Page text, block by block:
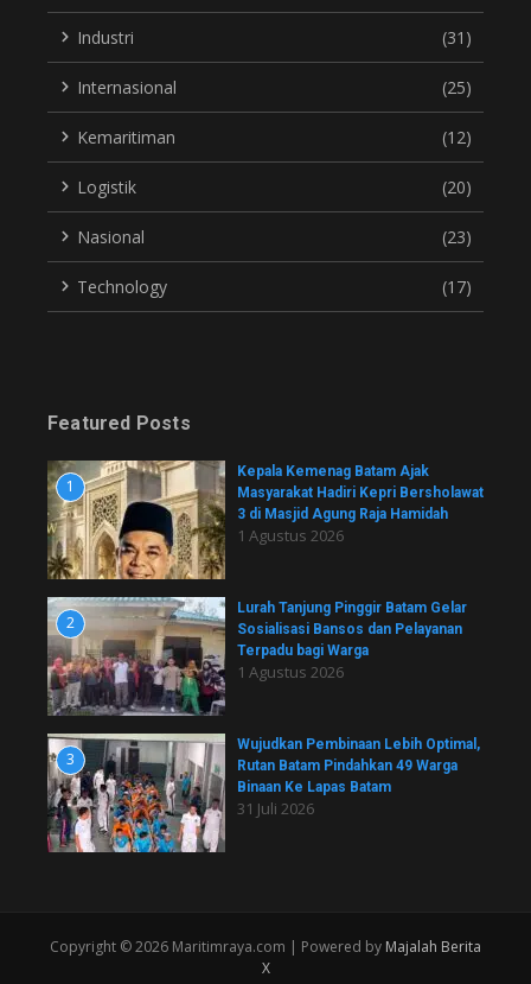
Industri (31)
Internasional (25)
Kemaritiman (12)
Logistik (20)
Nasional (23)
Technology (17)
Featured Posts
1
Kepala Kemenag Batam Ajak
Masyarakat Hadiri Kepri Bersholawat
3 di Masjid Agung Raja Hamidah
1 Agustus 2026
2
Lurah Tanjung Pinggir Batam Gelar
Sosialisasi Bansos dan Pelayanan
Terpadu bagi Warga
1 Agustus 2026
3
Wujudkan Pembinaan Lebih Optimal,
Rutan Batam Pindahkan 49 Warga
Binaan Ke Lapas Batam
31 Juli 2026
Copyright © 2026 Maritimraya.com | Powered by Majalah Berita
X